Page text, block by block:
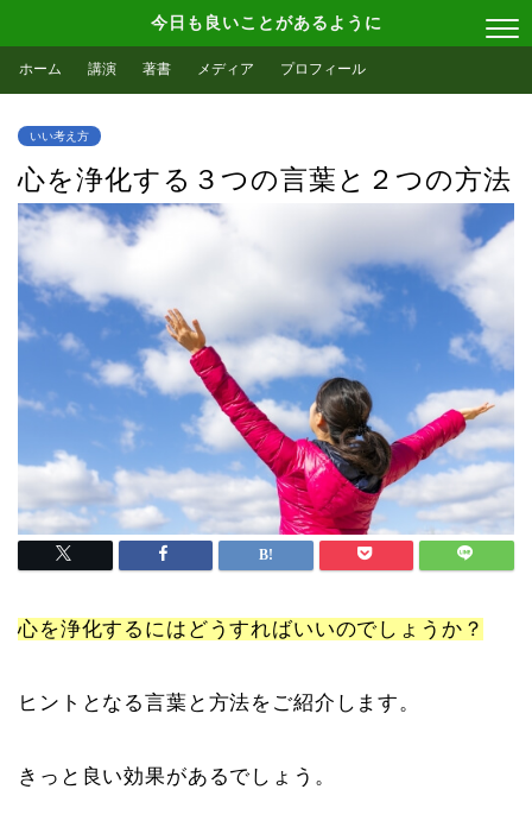
今日も良いことがあるように
ホーム 講演 著書 メディア プロフィール
いい考え方
心を浄化する３つの言葉と２つの方法
心を浄化するにはどうすればいいのでしょうか？
ヒントとなる言葉と方法をご紹介します。
きっと良い効果があるでしょう。